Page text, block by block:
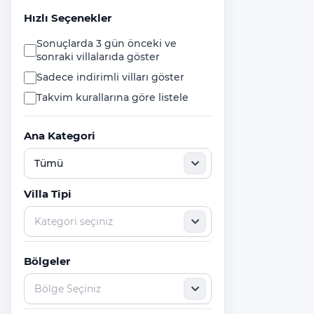
KİLİSESİ
PİRHA (BEZİRGAN) ANTİK ŞEHRİ
ANTİK LİKYA YOLU
SAKLIKENT KANYONU
GÜVERCİNLİK DENİZ MAĞARASI
Fırnaz Koyu
YEDİ BURUNLAR
KELEBEKLER VADİSİ
MEİS ADASI
Hızlı Seçenekler
Sonuçlarda 3 gün önceki ve
sonraki villalarıda göster
Sadece indirimli vilları göster
Takvim kurallarına göre listele
Ana Kategori
Villa Tipi
Bölgeler